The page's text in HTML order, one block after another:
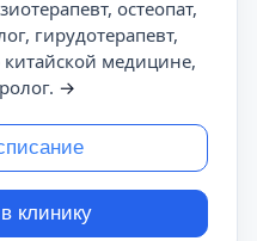
остеопат,
гирудотерапевт,
китайской медицине,
→
клинику